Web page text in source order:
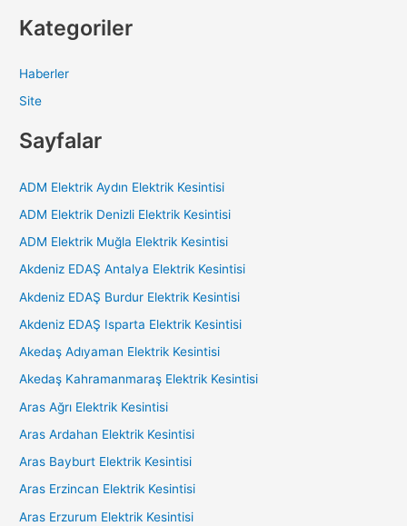
Kategoriler
Haberler
Site
Sayfalar
ADM Elektrik Aydın Elektrik Kesintisi
ADM Elektrik Denizli Elektrik Kesintisi
ADM Elektrik Muğla Elektrik Kesintisi
Akdeniz EDAŞ Antalya Elektrik Kesintisi
Akdeniz EDAŞ Burdur Elektrik Kesintisi
Akdeniz EDAŞ Isparta Elektrik Kesintisi
Akedaş Adıyaman Elektrik Kesintisi
Akedaş Kahramanmaraş Elektrik Kesintisi
Aras Ağrı Elektrik Kesintisi
Aras Ardahan Elektrik Kesintisi
Aras Bayburt Elektrik Kesintisi
Aras Erzincan Elektrik Kesintisi
Aras Erzurum Elektrik Kesintisi